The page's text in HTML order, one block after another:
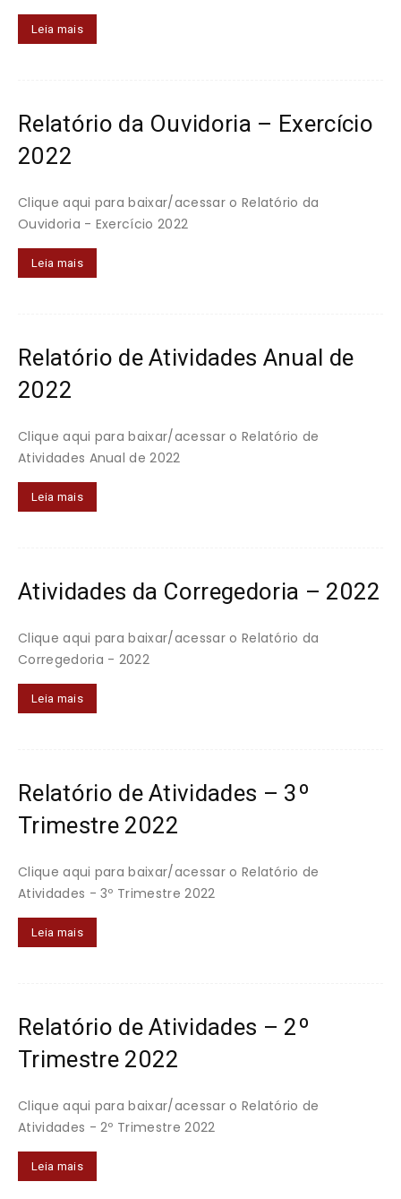
Leia mais
Relatório da Ouvidoria – Exercício
2022
Clique aqui para baixar/acessar o Relatório da
Ouvidoria - Exercício 2022
Leia mais
Relatório de Atividades Anual de
2022
Clique aqui para baixar/acessar o Relatório de
Atividades Anual de 2022
Leia mais
Atividades da Corregedoria – 2022
Clique aqui para baixar/acessar o Relatório da
Corregedoria - 2022
Leia mais
Relatório de Atividades – 3º
Trimestre 2022
Clique aqui para baixar/acessar o Relatório de
Atividades - 3º Trimestre 2022
Leia mais
Relatório de Atividades – 2º
Trimestre 2022
Clique aqui para baixar/acessar o Relatório de
Atividades - 2º Trimestre 2022
Leia mais